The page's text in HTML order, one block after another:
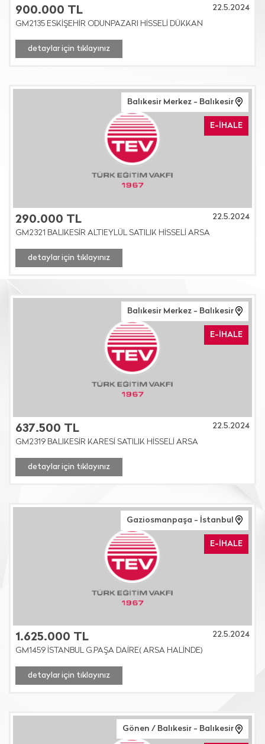
900.000 TL
22.5.2024
GM2135 ESKİŞEHİR ODUNPAZARI HİSSELİ DÜKKAN
detaylar için tıklayınız
Balıkesir Merkez - Balıkesir
E-İHALE
290.000 TL
22.5.2024
GM2321 BALIKESİR ALTIEYLÜL SATILIK HİSSELİ ARSA
detaylar için tıklayınız
Balıkesir Merkez - Balıkesir
E-İHALE
637.500 TL
22.5.2024
GM2319 BALIKESİR KARESİ SATILIK HİSSELİ ARSA
detaylar için tıklayınız
Gaziosmanpaşa - İstanbul
E-İHALE
1.625.000 TL
22.5.2024
GM1459 İSTANBUL G.PAŞA DAİRE( ARSA HALİNDE)
detaylar için tıklayınız
Gönen / Balıkesir - Balıkesir